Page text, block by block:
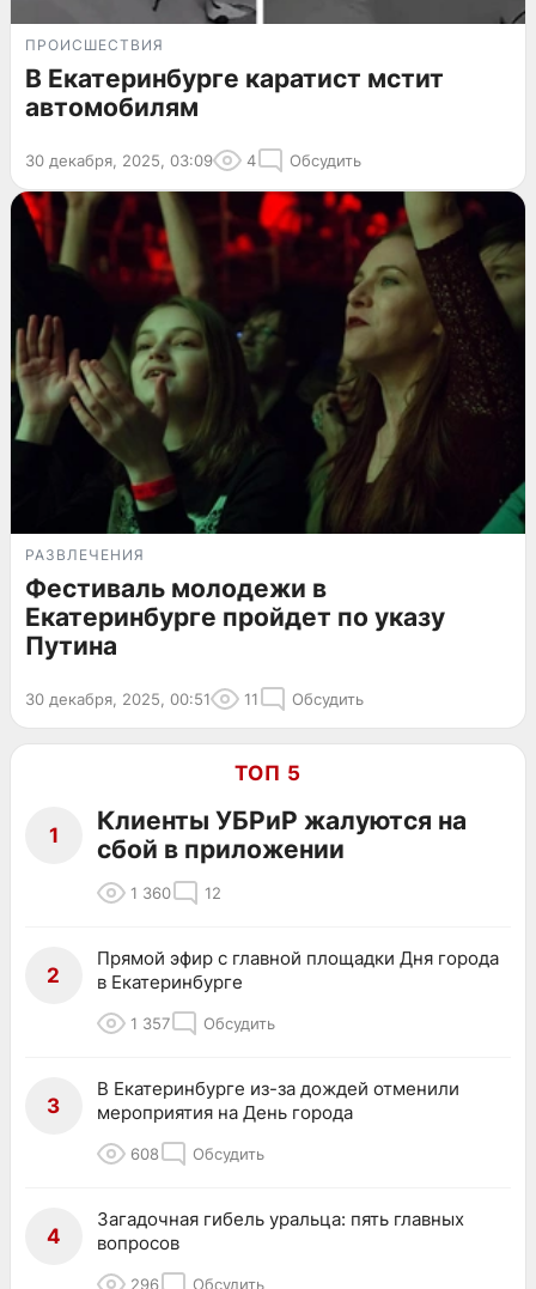
ПРОИСШЕСТВИЯ
В Екатеринбурге каратист мстит
автомобилям
30 декабря, 2025, 03:09 4 Обсудить
РАЗВЛЕЧЕНИЯ
Фестиваль молодежи в
Екатеринбурге пройдет по указу
Путина
30 декабря, 2025, 00:51 11 Обсудить
ТОП 5
1
Клиенты УБРиР жалуются на
сбой в приложении
1 360 12
2
Прямой эфир с главной площадки Дня города
в Екатеринбурге
1 357 Обсудить
3
В Екатеринбурге из-за дождей отменили
мероприятия на День города
608 Обсудить
4
Загадочная гибель уральца: пять главных
вопросов
296 Обсудить